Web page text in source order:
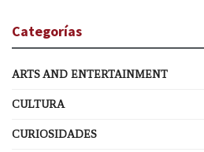
Categorías
ARTS AND ENTERTAINMENT
CULTURA
CURIOSIDADES